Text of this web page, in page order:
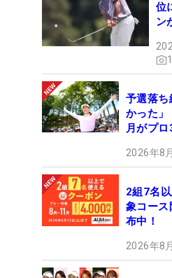
位
ン
1
予選落ち
かった
月がプ
2026年8
2組7名
象コー
布中！
2026年8